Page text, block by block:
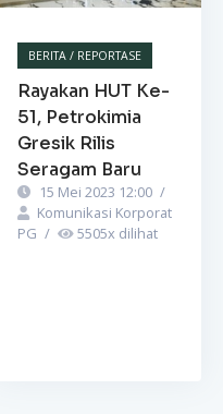
BERITA / REPORTASE
Rayakan HUT Ke-
51, Petrokimia
Gresik Rilis
Seragam Baru
15 Mei 2023 12:00 /
Komunikasi Korporat
PG / 5505x dilihat